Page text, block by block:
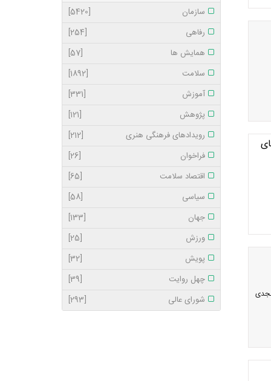
سازمان
[5420]
رفاهی
[254]
همایش ها
[57]
سلامت
[1892]
آموزش
[331]
پژوهش
[121]
رویدادهای فرهنگی هنری
[212]
فراخوان
[26]
اقتصاد سلامت
[65]
سیاسی
[58]
جهان
[133]
ورزش
[25]
پویش
[32]
چهل روایت
[39]
شورای عالی
[293]